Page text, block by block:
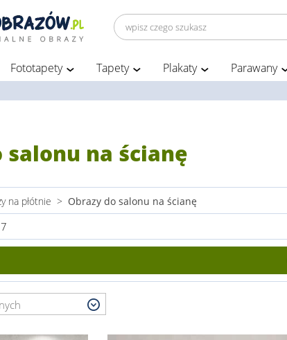
Fototapety Tapety Plakaty Parawany
salonu na ścianę
na płótnie > Obrazy do salonu na ścianę